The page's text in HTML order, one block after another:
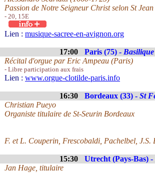
Passion de Notre Seigneur Christ selon St
- 20, 15E
Lien : musique-sacree-en-avignon.org
17:00 Paris (75) -
Récital d'orgue par Eric Ampeau (Paris)
- Libre participation aux frais
Lien : www.orgue-clotilde-paris.info
16:30 Bordeaux (33) - St
Christian Pueyo
Organiste titulaire de St-Seurin Bordeaux
F. et L. Couperin, Frescobaldi, Pachelbel,
15:30 Utrecht (Pays-Bas) -
Jan Hage, titulaire